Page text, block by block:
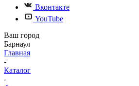
Вконтакте
YouTube
Ваш город
Барнаул
Главная
-
Каталог
-